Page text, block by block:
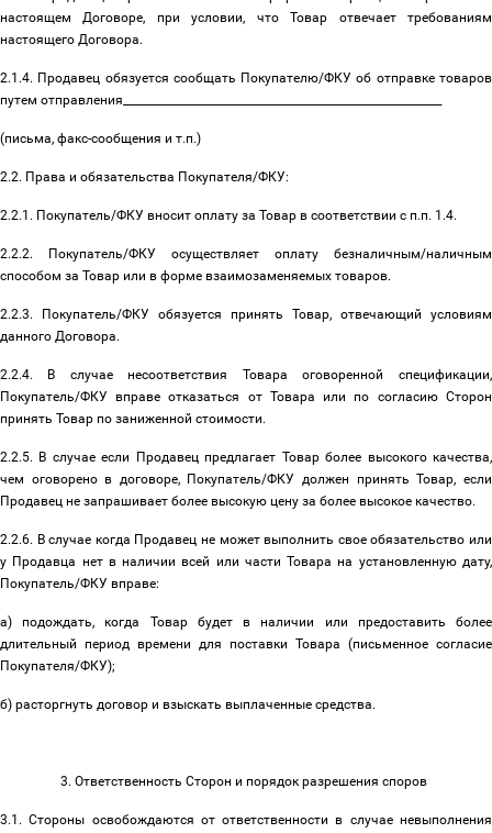
настоящем Договоре, при условии, что Товар отвечает требованиям
настоящего Договора.
2.1.4. Продавец обязуется сообщать Покупателю/ФКУ об отправке товаров
путем отправления__________________________________________________________
(письма, факс-сообщения и т.п.)
2.2. Права и обязательства Покупателя/ФКУ:
2.2.1. Покупатель/ФКУ вносит оплату за Товар в соответствии с п.п. 1.4.
2.2.2. Покупатель/ФКУ осуществляет оплату безналичным/наличным
способом за Товар или в форме взаимозаменяемых товаров.
2.2.3. Покупатель/ФКУ обязуется принять Товар, отвечающий условиям
данного Договора.
2.2.4. В случае несоответствия Товара оговоренной спецификации,
Покупатель/ФКУ вправе отказаться от Товара или по согласию Сторон
принять Товар по заниженной стоимости.
2.2.5. В случае если Продавец предлагает Товар более высокого качества,
чем оговорено в договоре, Покупатель/ФКУ должен принять Товар, если
Продавец не запрашивает более высокую цену за более высокое качество.
2.2.6. В случае когда Продавец не может выполнить свое обязательство или
у Продавца нет в наличии всей или части Товара на установленную дату,
Покупатель/ФКУ вправе:
а) подождать, когда Товар будет в наличии или предоставить более
длительный период времени для поставки Товара (письменное согласие
Покупателя/ФКУ);
б) расторгнуть договор и взыскать выплаченные средства.
3. Ответственность Сторон и порядок разрешения споров
3.1. Стороны освобождаются от ответственности в случае невыполнения